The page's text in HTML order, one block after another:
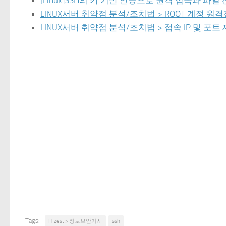
LINUX서버 취약점 분석/조치법 > ROOT 계정 원
LINUX서버 취약점 분석/조치법 > 접속 IP 및 포트
Tags: IT zest > 정보보안기사 ssh